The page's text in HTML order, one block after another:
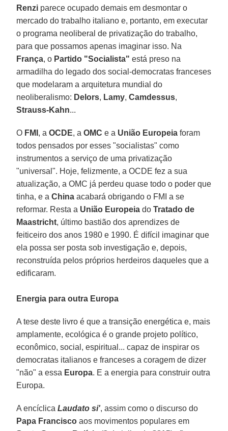
Renzi parece ocupado demais em desmontar o
mercado do trabalho italiano e, portanto, em executar
o programa neoliberal de privatização do trabalho,
para que possamos apenas imaginar isso. Na
França, o Partido "Socialista" está preso na
armadilha do legado dos social-democratas franceses
que modelaram a arquitetura mundial do
neoliberalismo: Delors, Lamy,Camdessus,
Strauss-Kahn...
O FMI , aOCDE, aOMC e a União Europeia foram
todos pensados por esses "socialistas" como
instrumentos a serviço de uma privatização
"universal". Hoje, felizmente, a OCDE fez a sua
atualização, a OMC já perdeu quase todo o poder que
tinha, e aChina acabará obrigando o FMI a se
reformar. Resta a União Europeia doTratado de
Maastricht, último bastião dos aprendizes de
feiticeiro dos anos 1980 e 1990. É difícil imaginar que
ela possa ser posta sob investigação e, depois,
reconstruída pelos próprios herdeiros daqueles que a
edificaram.
Energia para outra Europa
A tese deste livro é que a transição energética e, mais
amplamente, ecológica é o grande projeto político,
econômico, social, espiritual... capaz de inspirar os
democratas italianos e franceses a coragem de dizer
"não" a essa Europa. E a energia para construir outra
Europa.
A encíclicaLaudato si', assim como o discurso do
Papa Francisco aos movimentos populares em